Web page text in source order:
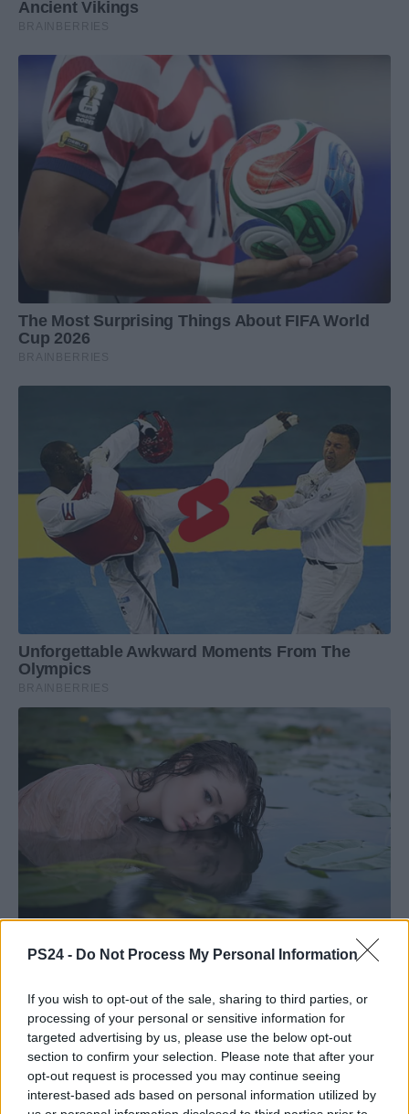
PS24 - Do Not Process My Personal Information
If you wish to opt-out of the sale, sharing to third parties, or
processing of your personal or sensitive information for
targeted advertising by us, please use the below opt-out
section to confirm your selection. Please note that after your
opt-out request is processed you may continue seeing
interest-based ads based on personal information utilized by